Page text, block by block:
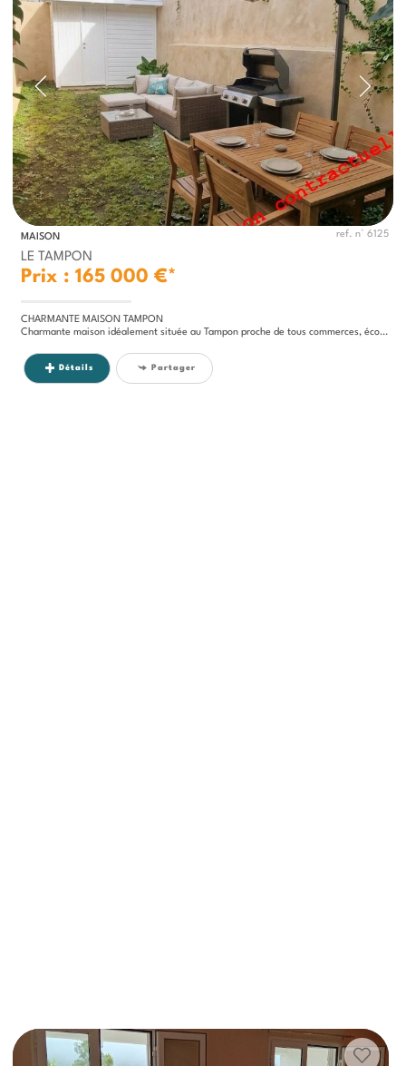
MAISON ref. n° 6125
LE TAMPON
Prix : 165 000 €*
CHARMANTE MAISON TAMPON
Charmante maison idéalement située au Tampon proche de tous commerces, écoles, cabinet medical, pharmacie et à 8 minutes...
Détails Partager